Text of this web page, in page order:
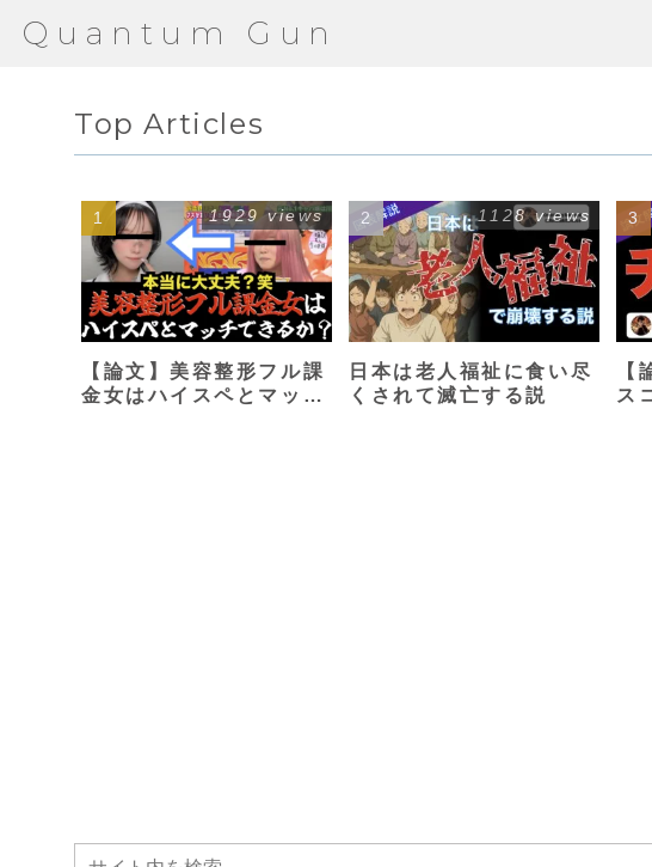
Quantum Gun
Top Articles
【論文】美容整形フル課
金女はハイスペとマッチ
1929 views
日本は老人福祉に食い尽
くされて滅亡する説
1128 views
【
ス